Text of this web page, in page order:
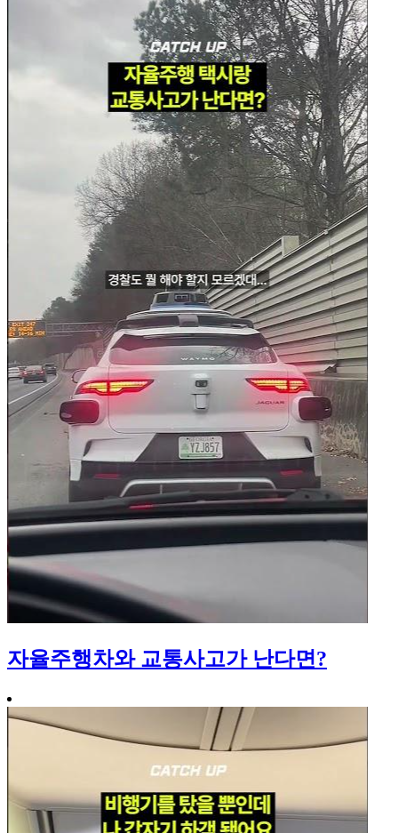
자율주행차와 교통사고가 난다면?